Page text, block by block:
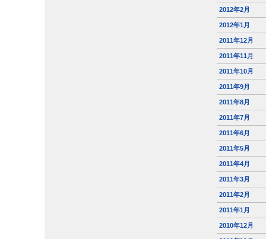
2012年2月
2012年1月
2011年12月
2011年11月
2011年10月
2011年9月
2011年8月
2011年7月
2011年6月
2011年5月
2011年4月
2011年3月
2011年2月
2011年1月
2010年12月